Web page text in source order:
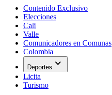
Contenido Exclusivo
Elecciones
Cali
Valle
Comunicadores en Comunas
Colombia
Deportes expand_more
Licita
Turismo